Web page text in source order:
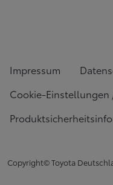
Impressum
Cookie-
Copyright© Toyota